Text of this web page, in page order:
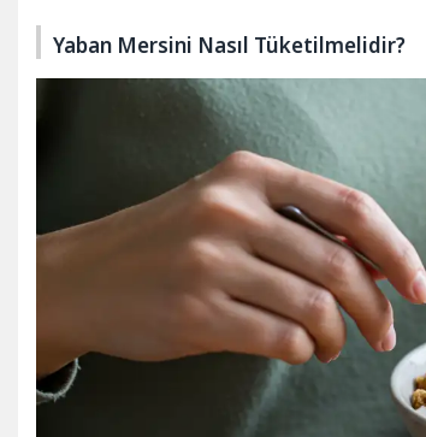
Yaban Mersini Nasıl Tüketilmelidir?